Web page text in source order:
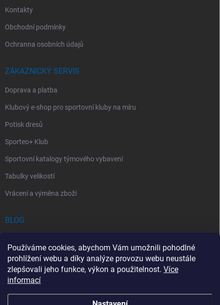
Používáme cookies, abychom Vám umožnili pohodlné
prohlížení webu a díky analýze provozu webu neustále
zlepšovali jeho funkce, výkon a použitelnost. Více
informací
Kontakty
Obchodní podmínky
Ochranna osobních údajů
ZÁKAZNICKÝ SERVIS
Doprava a platba
Klubový e-shop pro sportovní kluby na míru
Potisk dresů
Sporteo+ Klub
Sportovní katalogy týmového vybavení
Tabulky velikostí
Vrácení a výměna zboží
BLOG
Povinný obsah autolékárničky v roce 2026: co musí obsahovat a na
co si dát pozor
Sportovní lékárnička: Jak si vybrat a co by měla obsahovat?